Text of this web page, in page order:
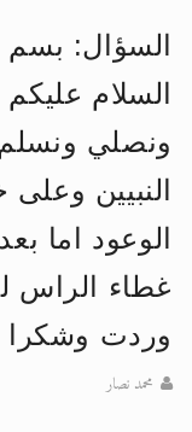
السؤال: بسم
السلام
ونصلي
النبيين
الوعود اما
غطاء الراس
وردت وشكرا
محمد نصار